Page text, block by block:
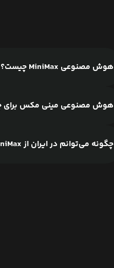
هوش مصنوعی MiniMax چیست؟
هوش مصنوعی مینی مکس برای
چگونه می‌توانم در ایران از MiniMax استفاده کنم؟